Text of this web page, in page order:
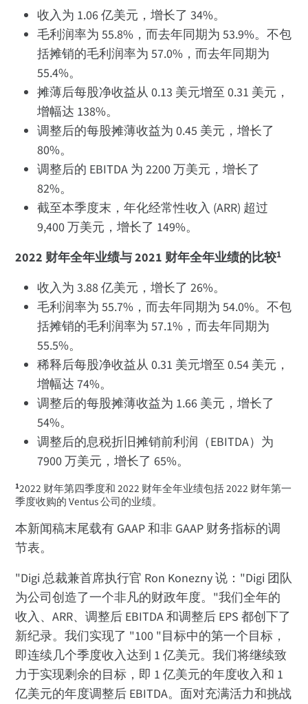
收入为 1.06 亿美元，增长了 34%。
毛利润率为 55.8%，而去年同期为 53.9%。不包
括摊销的毛利润率为 57.0%，而去年同期为
55.4%。
摊薄后每股净收益从 0.13 美元增至 0.31 美元，
增幅达 138%。
调整后的每股摊薄收益为 0.45 美元，增长了
80%。
调整后的 EBITDA 为 2200 万美元，增长了
82%。
截至本季度末，年化经常性收入 (ARR) 超过
9,400 万美元，增长了 149%。
2022 财年全年业绩与 2021 财年全年业绩的比较1
收入为 3.88 亿美元，增长了 26%。
毛利润率为 55.7%，而去年同期为 54.0%。不包
括摊销的毛利润率为 57.1%，而去年同期为
55.5%。
稀释后每股净收益从 0.31 美元增至 0.54 美元，
增幅达 74%。
调整后的每股摊薄收益为 1.66 美元，增长了
54%。
调整后的息税折旧摊销前利润（EBITDA）为
7900 万美元，增长了 65%。
12022 财年第四季度和 2022 财年全年业绩包括 2022 财年第一
季度收购的 Ventus 公司的业绩。
本新闻稿末尾载有 GAAP 和非 GAAP 财务指标的调
节表。
"Digi 总裁兼首席执行官 Ron Konezny 说："Digi 团队
为公司创造了一个非凡的财政年度。"我们全年的
收入、ARR、调整后 EBITDA 和调整后 EPS 都创下了
新纪录。我们实现了 "100 "目标中的第一个目标，
即连续几个季度收入达到 1 亿美元。我们将继续致
力于实现剩余的目标，即 1 亿美元的年度收入和 1
亿美元的年度调整后 EBITDA。面对充满活力和挑战